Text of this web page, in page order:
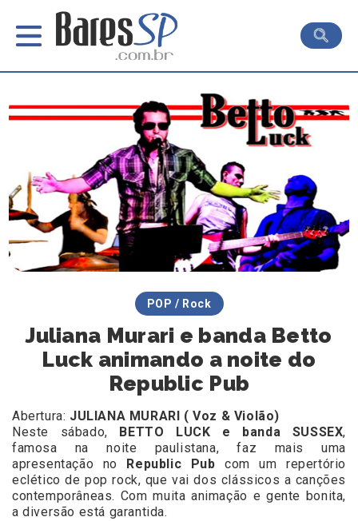
POP / Rock
Juliana Murari e banda Betto
Luck animando a noite do
Republic Pub
Abertura: JULIANA MURARI ( Voz & Violão)
Neste sábado,
BETTO LUCK e banda SUSSEX,
famosa na noite paulistana, faz mais uma
apresentação no
Republic Pub com um repertório
eclético de pop rock, que vai dos clássicos a canções
contemporâneas. Com muita animação e gente bonita,
a diversão está garantida.